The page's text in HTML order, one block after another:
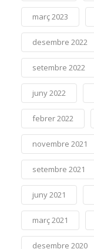
març 2023
desembre 2022
setembre 2022
juny 2022
febrer 2022
novembre 2021
setembre 2021
juny 2021
març 2021
desembre 2020